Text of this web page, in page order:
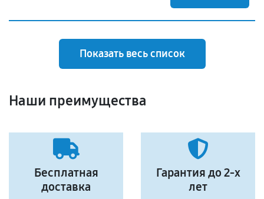
Показать весь список
Наши преимущества
Бесплатная
доставка
Гарантия до 2-х
лет